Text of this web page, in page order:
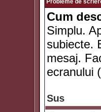
Probleme de
Cum
Simplu.
subiecte.
mesaj.
ecranului
Sus